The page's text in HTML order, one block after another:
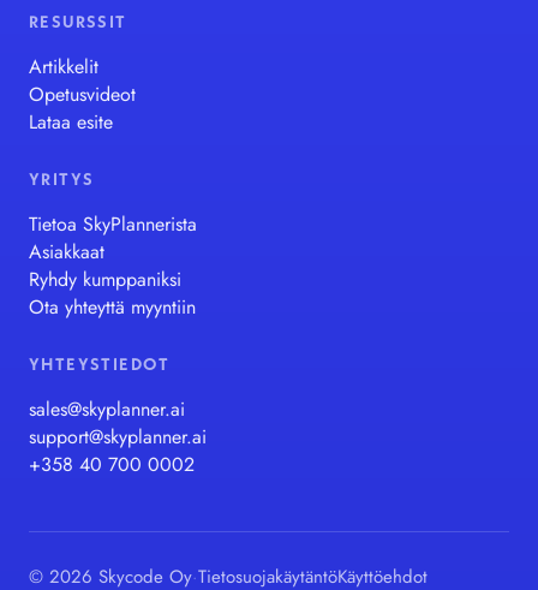
RESURSSIT
Artikkelit
Opetusvideot
Lataa esite
YRITYS
Tietoa SkyPlannerista
Asiakkaat
Ryhdy kumppaniksi
Ota yhteyttä myyntiin
YHTEYSTIEDOT
sales@skyplanner.ai
support@skyplanner.ai
+358 40 700 0002
© 2026 Skycode Oy·TietosuojakäytäntöKäyttöehdot